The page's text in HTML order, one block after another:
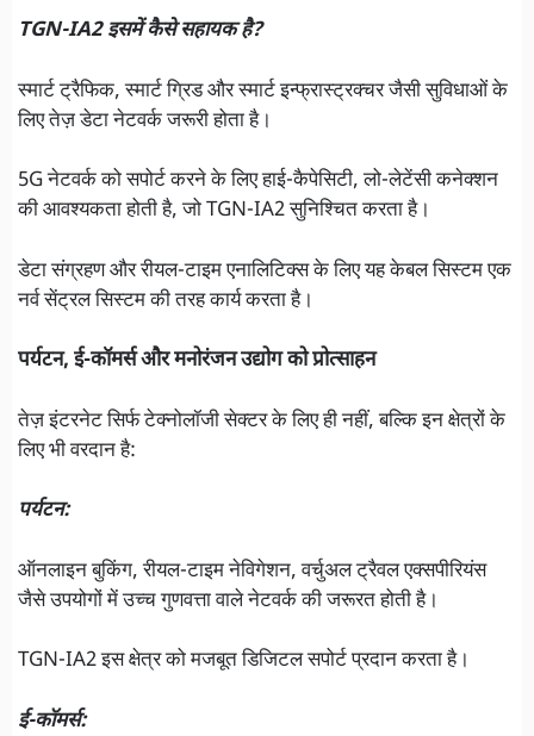
TGN-IA2 इसमें कैसे सहायक है?
स्मार्ट ट्रैफिक, स्मार्ट ग्रिड और स्मार्ट इन्फ्रास्ट्रक्चर जैसी सुविधाओं के
लिए तेज़ डेटा नेटवर्क जरूरी होता है।
5G नेटवर्क को सपोर्ट करने के लिए हाई-कैपेसिटी, लो-लेटेंसी कनेक्शन
की आवश्यकता होती है, जो TGN-IA2 सुनिश्चित करता है।
डेटा संग्रहण और रीयल-टाइम एनालिटिक्स के लिए यह केबल सिस्टम एक
नर्व सेंट्रल सिस्टम की तरह कार्य करता है।
पर्यटन, ई-कॉमर्स और मनोरंजन उद्योग को प्रोत्साहन
तेज़ इंटरनेट सिर्फ टेक्नोलॉजी सेक्टर के लिए ही नहीं, बल्कि इन क्षेत्रों के
लिए भी वरदान है:
पर्यटन:
ऑनलाइन बुकिंग, रीयल-टाइम नेविगेशन, वर्चुअल ट्रैवल एक्सपीरियंस
जैसे उपयोगों में उच्च गुणवत्ता वाले नेटवर्क की जरूरत होती है।
TGN-IA2 इस क्षेत्र को मजबूत डिजिटल सपोर्ट प्रदान करता है।
ई-कॉमर्स: